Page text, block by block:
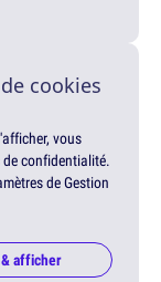
cookies
vous
de confidentialité.
de Gestion
afficher